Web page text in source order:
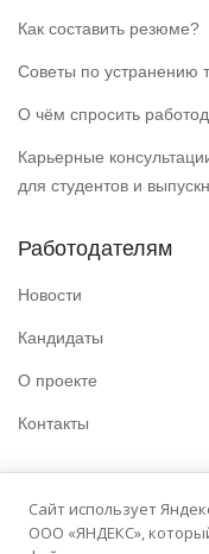
Как составить резюме?
Советы по устранению
О чём спросить
Карьерные
для студентов и
Работодателям
Новости
Кандидаты
О проекте
Контакты
Политика
Сайт использует
ООО «ЯНДЕКС»,